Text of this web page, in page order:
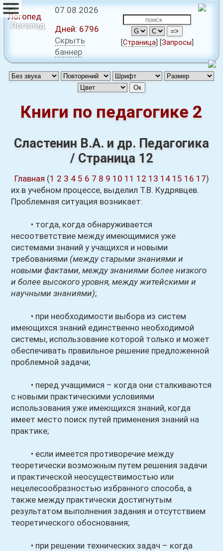
Логопед
07.08.2026
Дней: 6796
Скрыть
баннер
[Страница [Запросы
Книги по педагогике 2
Сластенин В.А. и др. Педагогика
/ Страница 12
Главная (1 2 3 4 5 6 7 8 9 10 11 12 13 14 15 16 17)
их в учебном процессе, выделил Т.В. Кудрявцев.
Проблемная ситуация возникает:
• тогда, когда обнаруживается
несоответствие между имеющимися уже
системами знаний у учащихся и новыми
требованиями (между старыми знаниями и
новыми фактами, между знаниями более низкого
и более высокого уровня, между житейскими и
научными знаниями);
• при необходимости выбора из систем
имеющихся знаний единственно необходимой
системы, использование которой только и может
обеспечивать правильное решение предложенной
проблемной задачи;
• перед учащимися – когда они сталкиваются
с новыми практическими условиями
использования уже имеющихся знаний, когда
имеет место поиск путей применения знаний на
практике;
• если имеется противоречие между
теоретически возможным путем решения задачи
и практической неосуществимостью или
нецелесообразностью избранного способа, а
также между практически достигнутым
результатом выполнения задания и отсутствием
теоретического обоснования;
• при решении технических задач – когда